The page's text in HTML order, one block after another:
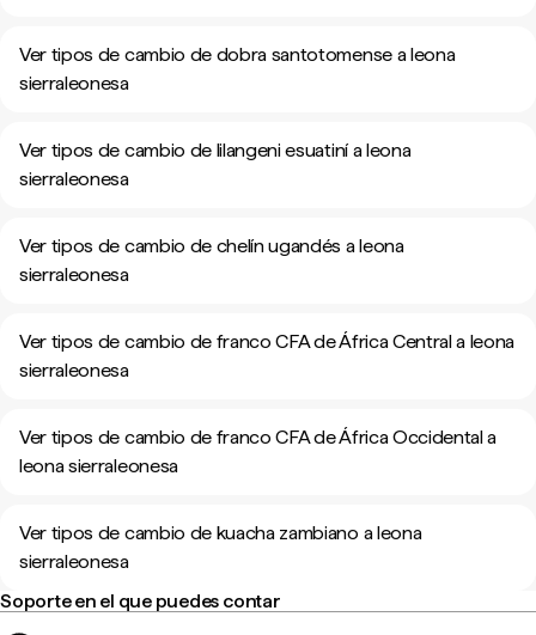
Ver tipos de cambio de dobra santotomense a leona
sierraleonesa
Ver tipos de cambio de lilangeni esuatiní a leona
sierraleonesa
Ver tipos de cambio de chelín ugandés a leona
sierraleonesa
Ver tipos de cambio de franco CFA de África Central a leona
sierraleonesa
Ver tipos de cambio de franco CFA de África Occidental a
leona sierraleonesa
Ver tipos de cambio de kuacha zambiano a leona
sierraleonesa
Soporte en el que puedes contar